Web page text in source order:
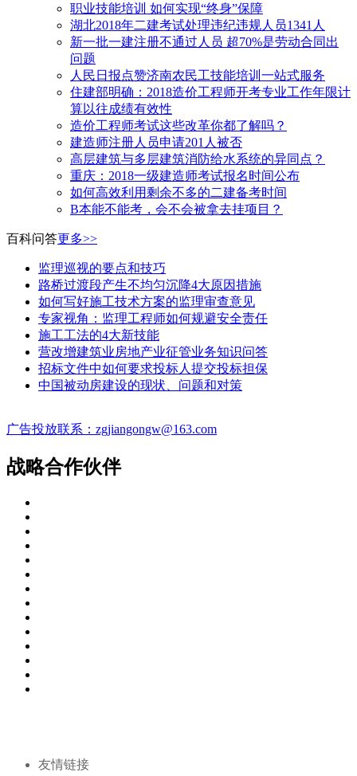
职业技能培训 如何实现“终身”保障
湖北2018年二建考试处理违纪违规人员1341人
新一批一建注册不通过人员 超70%是劳动合同出
问题
人民日报点赞济南农民工技能培训一站式服务
住建部明确：2018造价工程师开考专业工作年限计
算以往成绩有效性
造价工程师考试这些改革你都了解吗？
建造师注册人员申请201人被否
高层建筑与多层建筑消防给水系统的异同点？
​重庆：2018一级建造师考试报名时间公布
如何高效利用剩余不多的二建备考时间
B本能不能考，会不会被拿去挂项目？
百科问答更多>>
监理巡视的要点和技巧
路桥过渡段产生不均匀沉降4大原因措施
如何写好施工技术方案的监理审查意见
专家视角：监理工程师如何规避安全责任
施工工法的4大新技能
营改增建筑业房地产业征管业务知识问答
招标文件中如何要求投标人提交投标担保
中国被动房建设的现状、问题和对策
广告投放联系：zgjiangongw@163.com
战略合作伙伴
友情链接